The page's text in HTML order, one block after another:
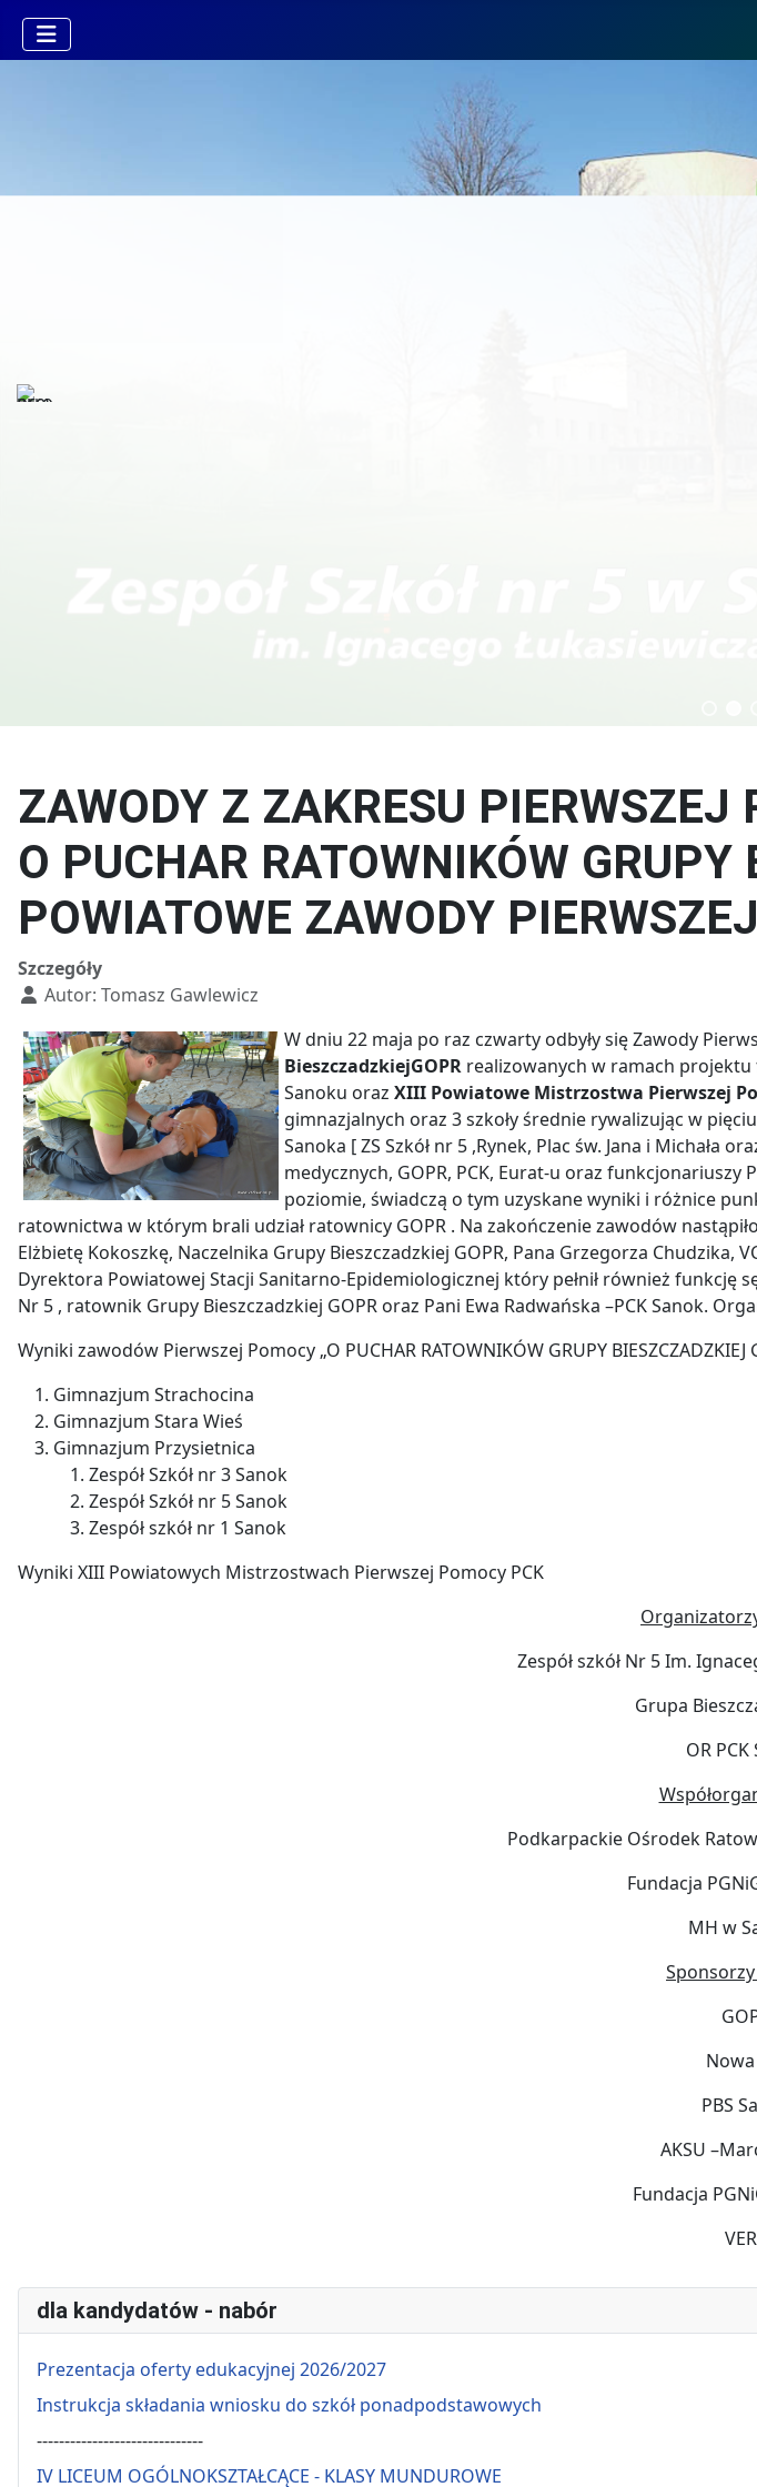
ZAWODY Z ZAKRESU
O PUCHAR RATOWNIKÓW
POWIATOWE ZAWODY
Szczegóły
Autor: Tomasz Gawlewicz
W dniu 22 maja po raz czwarty odbyły się Zawody
BieszczadzkiejGOPR realizowanych w ramach projektu
Sanoku oraz XIII Powiatowe Mistrzostwa Pierwszej
gimnazjalnych oraz 3 szkoły średnie rywalizując w
Sanoka [ ZS Szkół nr 5 ,Rynek, Plac św. Jana i Michała
medycznych, GOPR, PCK, Eurat-u oraz funkcjonariuszy
poziomie, świadczą o tym uzyskane wyniki i różnice
ratownictwa w którym brali udział ratownicy GOPR . Na zakończenie zawodów
Elżbietę Kokoszkę, Naczelnika Grupy Bieszczadzkiej GOPR, Pana Grzegorza Chudzika,
Dyrektora Powiatowej Stacji Sanitarno-Epidemiologicznej który pełnił również funkcję
Nr 5 , ratownik Grupy Bieszczadzkiej GOPR oraz Pani Ewa Radwańska –PCK Sanok.
Wyniki zawodów Pierwszej Pomocy „O PUCHAR RATOWNIKÓW GRUPY BIESZCZADZKIEJ
Gimnazjum Strachocina
Gimnazjum Stara Wieś
Gimnazjum Przysietnica
Zespół Szkół nr 3 Sanok
Zespół Szkół nr 5 Sanok
Zespół szkół nr 1 Sanok
Wyniki XIII Powiatowych Mistrzostwach Pierwszej Pomocy PCK
Zespół szkół Nr 5 Im.
Grupa
OR
Podkarpackie Ośrodek
Fundacja
MH w
PBS
AKSU
Fundacja
dla kandydatów - nabór
Prezentacja oferty edukacyjnej 2026/2027
Instrukcja składania wniosku do szkół ponadpodstawowych
------------------------------
IV LICEUM OGÓLNOKSZTAŁCĄCE - KLASY MUNDUROWE